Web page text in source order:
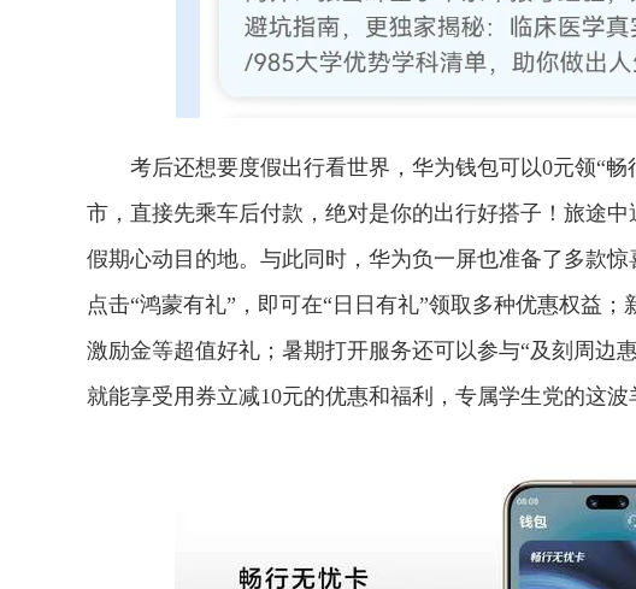
考后还想要度假出行看世界，华为钱包可以0元领“
市，直接先乘车后付款，绝对是你的出行好搭子！旅途
假期心动目的地。与此同时，华为负一屏也准备了多款
点击“鸿蒙有礼”，即可在“日日有礼”领取多种优惠权益
激励金等超值好礼；暑期打开服务还可以参与“及刻周边
就能享受用券立减10元的优惠和福利，专属学生党的这波